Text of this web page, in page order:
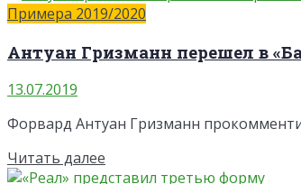
Примера 2019/2020
Антуан Гризманн перешел в
13.07.2019
Форвард Антуан Гризманн
Читать далее